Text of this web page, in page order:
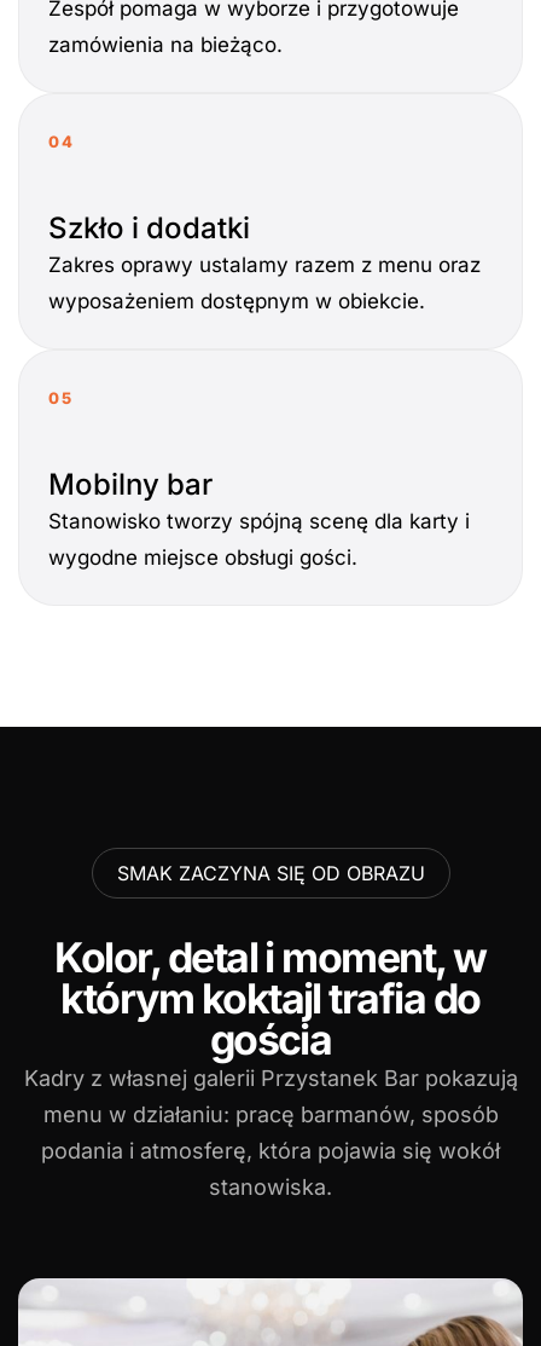
Zespół pomaga w wyborze i przygotowuje
zamówienia na bieżąco.
04
Szkło i dodatki
Zakres oprawy ustalamy razem z menu oraz
wyposażeniem dostępnym w obiekcie.
05
Mobilny bar
Stanowisko tworzy spójną scenę dla karty i
wygodne miejsce obsługi gości.
SMAK ZACZYNA SIĘ OD OBRAZU
Kolor, detal i moment, w
którym koktajl trafia do
gościa
Kadry z własnej galerii Przystanek Bar pokazują
menu w działaniu: pracę barmanów, sposób
podania i atmosferę, która pojawia się wokół
stanowiska.